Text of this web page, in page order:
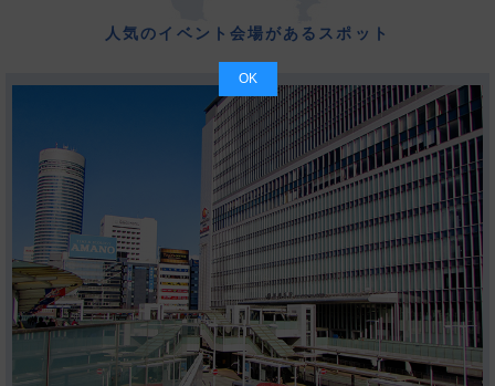
人気のイベント会場があるスポット
OK